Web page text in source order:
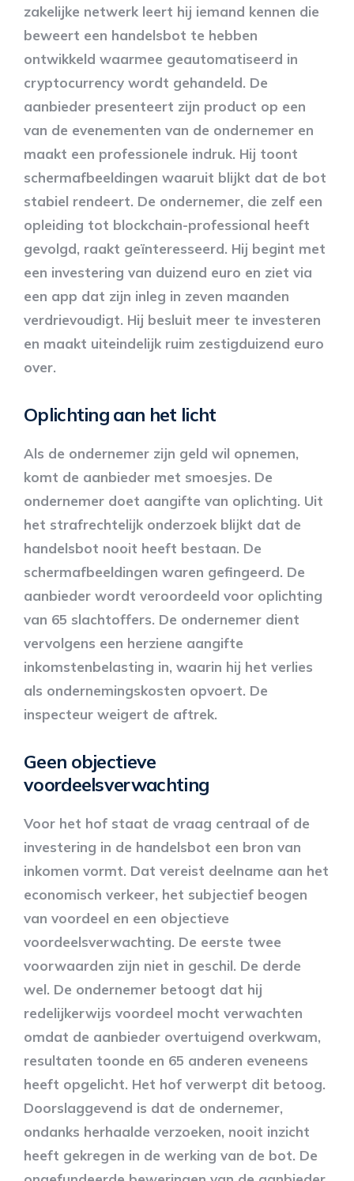
zakelijke netwerk leert hij iemand kennen die
beweert een handelsbot te hebben
ontwikkeld waarmee geautomatiseerd in
cryptocurrency wordt gehandeld. De
aanbieder presenteert zijn product op een
van de evenementen van de ondernemer en
maakt een professionele indruk. Hij toont
schermafbeeldingen waaruit blijkt dat de bot
stabiel rendeert. De ondernemer, die zelf een
opleiding tot blockchain-professional heeft
gevolgd, raakt geïnteresseerd. Hij begint met
een investering van duizend euro en ziet via
een app dat zijn inleg in zeven maanden
verdrievoudigt. Hij besluit meer te investeren
en maakt uiteindelijk ruim zestigduizend euro
over.
Oplichting aan het licht
Als de ondernemer zijn geld wil opnemen,
komt de aanbieder met smoesjes. De
ondernemer doet aangifte van oplichting. Uit
het strafrechtelijk onderzoek blijkt dat de
handelsbot nooit heeft bestaan. De
schermafbeeldingen waren gefingeerd. De
aanbieder wordt veroordeeld voor oplichting
van 65 slachtoffers. De ondernemer dient
vervolgens een herziene aangifte
inkomstenbelasting in, waarin hij het verlies
als ondernemingskosten opvoert. De
inspecteur weigert de aftrek.
Geen objectieve
voordeelsverwachting
Voor het hof staat de vraag centraal of de
investering in de handelsbot een bron van
inkomen vormt. Dat vereist deelname aan het
economisch verkeer, het subjectief beogen
van voordeel en een objectieve
voordeelsverwachting. De eerste twee
voorwaarden zijn niet in geschil. De derde
wel. De ondernemer betoogt dat hij
redelijkerwijs voordeel mocht verwachten
omdat de aanbieder overtuigend overkwam,
resultaten toonde en 65 anderen eveneens
heeft opgelicht. Het hof verwerpt dit betoog.
Doorslaggevend is dat de ondernemer,
ondanks herhaalde verzoeken, nooit inzicht
heeft gekregen in de werking van de bot. De